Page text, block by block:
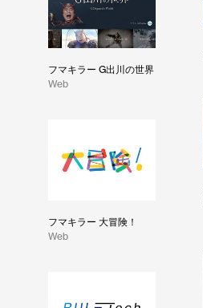
フマキラー G出川の世界
Web
フマキラー 大冒険！
Web